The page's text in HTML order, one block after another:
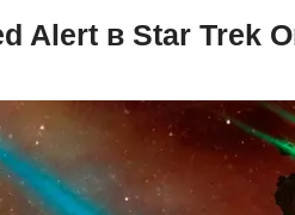
Alert в Star Trek